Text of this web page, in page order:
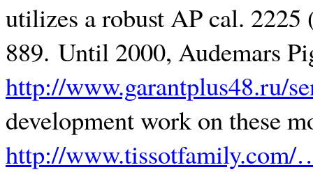
utilizes a robust AP cal. 2225
889. Until 2000, Audemars
http://www.garantplus48.ru/
development work on these
http://www.tissotfamily.com/